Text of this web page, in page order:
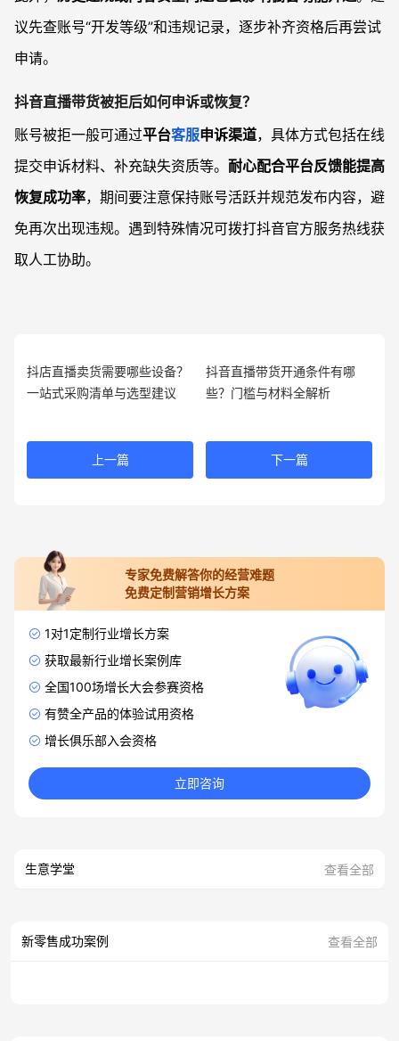
议先查账号“开发等级”和违规记录，逐步补齐资格后再尝试
申请。
抖音直播带货被拒后如何申诉或恢复？
账号被拒一般可通过平台客服申诉渠道，具体方式包括在线
提交申诉材料、补充缺失资质等。 耐心配合平台反馈能提高
恢复成功率，期间要注意保持账号活跃并规范发布内容，避
免再次出现违规。遇到特殊情况可拨打抖音官方服务热线获
取人工协助。
抖店直播卖货需要哪些设备？
一站式采购清单与选型建议
上一篇
抖音直播带货开通条件有哪
些？门槛与材料全解析
下一篇
专家免费解答你的经营难题
免费定制营销增长方案
1对1定制行业增长方案
获取最新行业增长案例库
全国100场增长大会参赛资格
有赞全产品的体验试用资格
增长俱乐部入会资格
立即咨询
生意学堂 查看全部
新零售成功案例 查看全部